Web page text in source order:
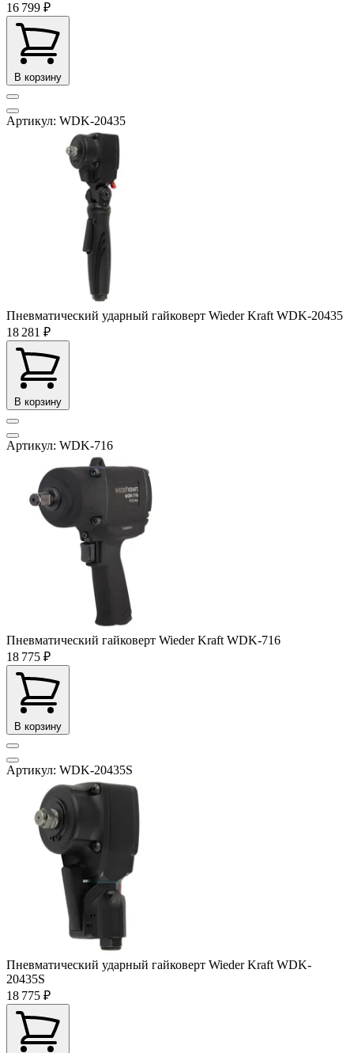
16 799 ₽
В корзину
Артикул: WDK-20435
Пневматический ударный гайковерт Wieder Kraft WDK-20435
18 281 ₽
В корзину
Артикул: WDK-716
Пневматический гайковерт Wieder Kraft WDK-716
18 775 ₽
В корзину
Артикул: WDK-20435S
Пневматический ударный гайковерт Wieder Kraft WDK-
20435S
18 775 ₽